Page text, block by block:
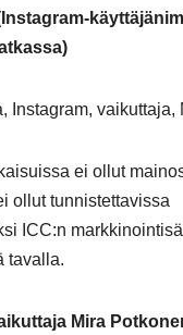
Instagram, vaikuttaja,
ei ollut
ollut tunnistettavissa
ICC:n
tavalla.
Mira